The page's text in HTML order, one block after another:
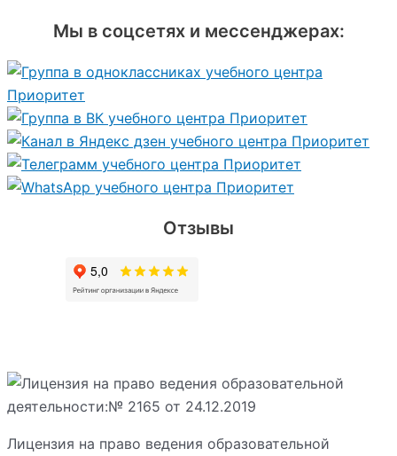
Мы в соцсетях и мессенджерах:
Отзывы
Лицензия на право ведения образовательной